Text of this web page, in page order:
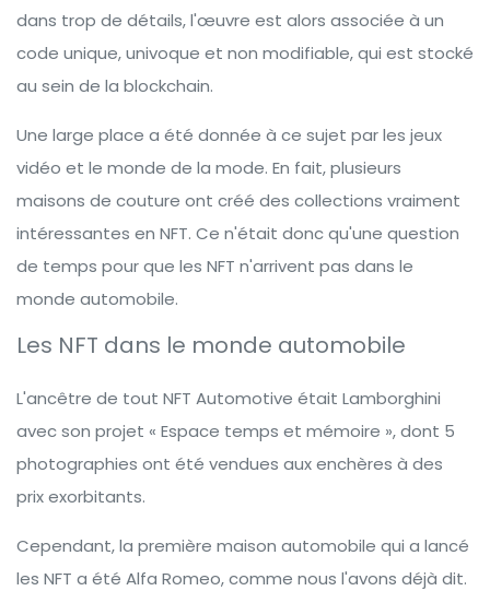
dans trop de détails, l'œuvre est alors associée à un
code unique, univoque et non modifiable, qui est stocké
au sein de la blockchain.
Une large place a été donnée à ce sujet par les jeux
vidéo et le monde de la mode. En fait, plusieurs
maisons de couture ont créé des collections vraiment
intéressantes en NFT. Ce n'était donc qu'une question
de temps pour que les NFT n'arrivent pas dans le
monde automobile.
Les NFT dans le monde automobile
L'ancêtre de tout NFT Automotive était Lamborghini
avec son projet « Espace temps et mémoire », dont 5
photographies ont été vendues aux enchères à des
prix exorbitants.
Cependant, la première maison automobile qui a lancé
les NFT a été Alfa Romeo, comme nous l'avons déjà dit.